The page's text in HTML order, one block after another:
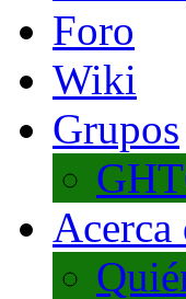
Foro
Wiki
Grupos
Acerca